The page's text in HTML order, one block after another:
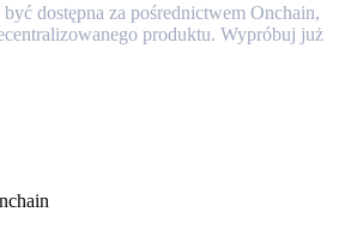
dostępna za pośrednictwem Onchain,
produktu. Wypróbuj już